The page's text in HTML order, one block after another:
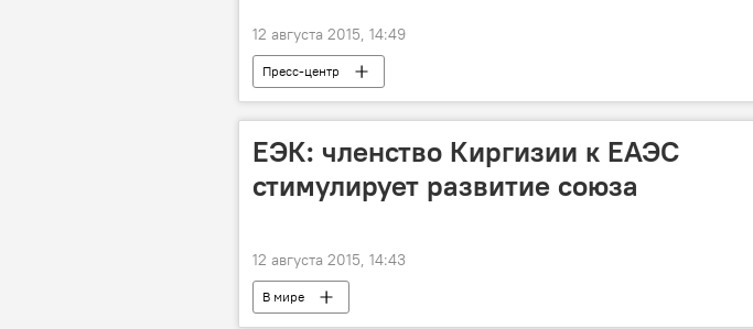
12 августа 2015, 14:49
Пресс-центр
ЕЭК: членство Киргизии к ЕАЭС
стимулирует развитие союза
12 августа 2015, 14:43
В мире